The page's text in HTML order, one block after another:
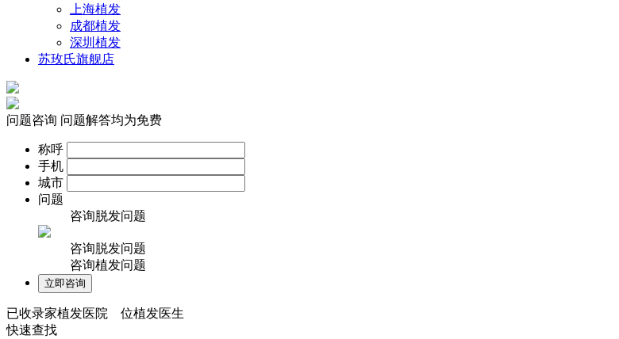
上海植发
成都植发
深圳植发
苏玫氏旗舰店
问题咨询 问题解答均为免费
称呼
手机
城市
问题
咨询脱发问题
咨询脱发问题
咨询植发问题
已收录家植发医院 位植发医生
快速查找